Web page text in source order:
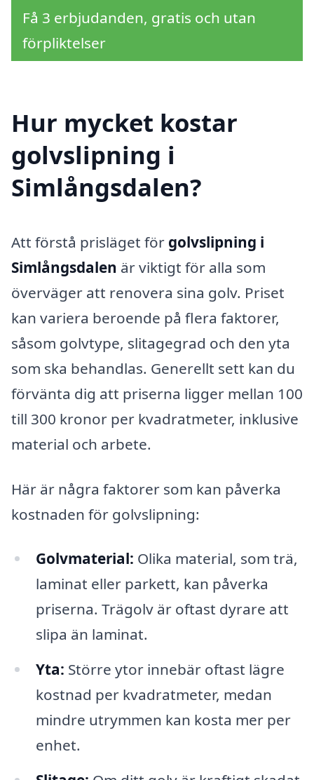
Få 3 erbjudanden, gratis och utan
förpliktelser
Hur mycket kostar
golvslipning i
Simlångsdalen?
Att förstå prisläget för golvslipning i
Simlångsdalen är viktigt för alla som
överväger att renovera sina golv. Priset
kan variera beroende på flera faktorer,
såsom golvtype, slitagegrad och den yta
som ska behandlas. Generellt sett kan du
förvänta dig att priserna ligger mellan 100
till 300 kronor per kvadratmeter, inklusive
material och arbete.
Här är några faktorer som kan påverka
kostnaden för golvslipning:
Golvmaterial: Olika material, som trä,
laminat eller parkett, kan påverka
priserna. Trägolv är oftast dyrare att
slipa än laminat.
Yta: Större ytor innebär oftast lägre
kostnad per kvadratmeter, medan
mindre utrymmen kan kosta mer per
enhet.